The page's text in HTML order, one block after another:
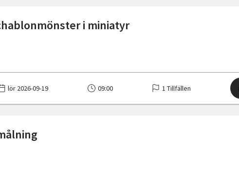
i miniatyr
lör 2026-09-19 09:00 1 Tillfällen